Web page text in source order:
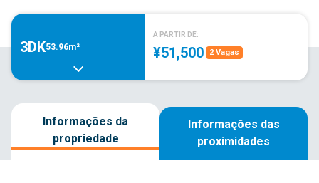
3DK53.96m²
A PARTIR DE:
¥51,500 2 Vagas
Informações da
propriedade
Informações das
proximidades